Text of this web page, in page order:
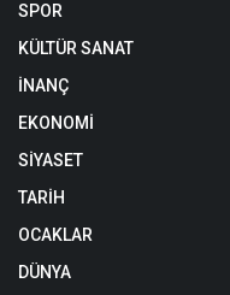
SPOR
KÜLTÜR SANAT
İNANÇ
EKONOMİ
SİYASET
TARİH
OCAKLAR
DÜNYA